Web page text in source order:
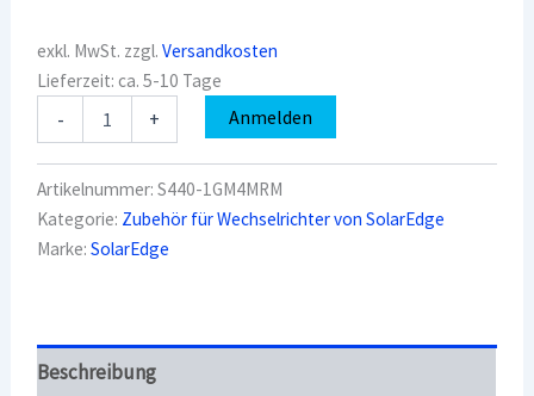
exkl. MwSt. zzgl.Versandkosten
Lieferzeit:ca. 5-10 Tage
-
Leistungsoptimierer
1GM4MRM
Menge
+ Anmelden
Artikelnummer:S440-1GM4MRM
Kategorie: Zubehör für Wechselrichter von SolarEdge
Marke:SolarEdge
Beschreibung